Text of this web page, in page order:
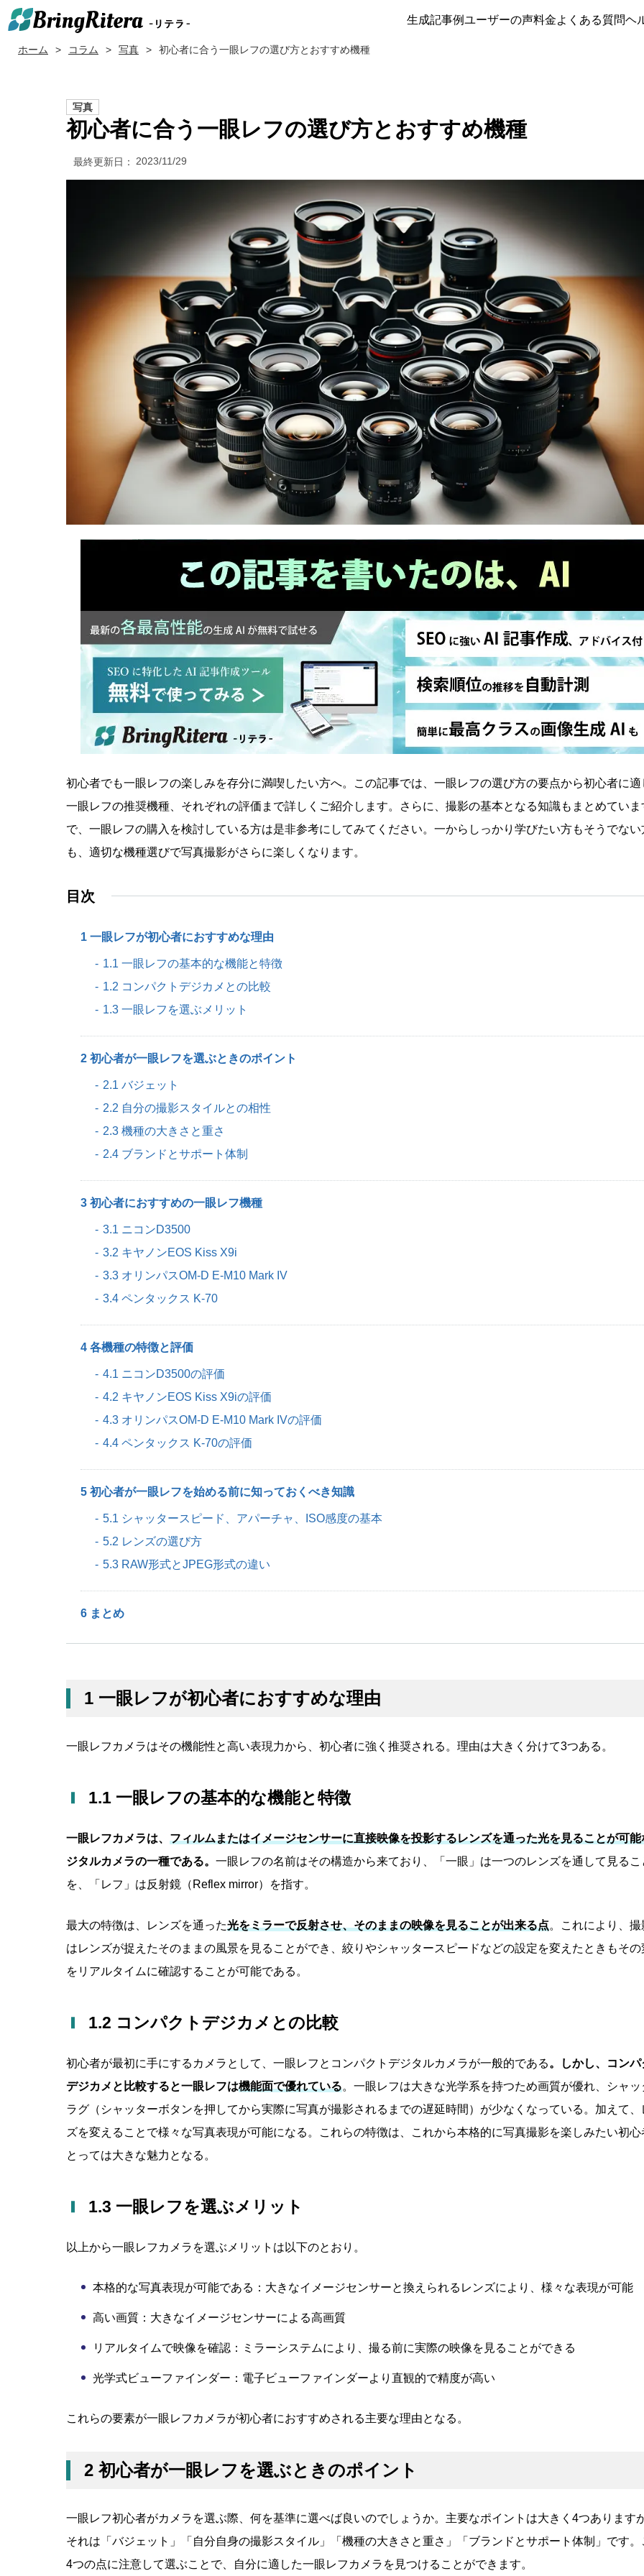
生成記事例ユーザーの声料金よくある質問ヘ
ホーム コラム 写真 初心者に合う一眼レフの選び方とおすすめ機種
写真
初心者に合う一眼レフの選び方とおすすめ機種
最終更新日： 2023/11/29
初心者でも一眼レフの楽しみを存分に満喫したい方へ。この記事では、一眼レフの選び方の要点から初心者に適
一眼レフの推奨機種、それぞれの評価まで詳しくご紹介します。さらに、撮影の基本となる知識もまとめていま
で、一眼レフの購入を検討している方は是非参考にしてみてください。一からしっかり学びたい方もそうでない
も、適切な機種選びで写真撮影がさらに楽しくなります。
目次
1 一眼レフが初心者におすすめな理由
1.1 一眼レフの基本的な機能と特徴
1.2 コンパクトデジカメとの比較
1.3 一眼レフを選ぶメリット
2 初心者が一眼レフを選ぶときのポイント
2.1 バジェット
2.2 自分の撮影スタイルとの相性
2.3 機種の大きさと重さ
2.4 ブランドとサポート体制
3 初心者におすすめの一眼レフ機種
3.1 ニコンD3500
3.2 キヤノンEOS Kiss X9i
3.3 オリンパスOM-D E-M10 Mark IV
3.4 ペンタックス K-70
4 各機種の特徴と評価
4.1 ニコンD3500の評価
4.2 キヤノンEOS Kiss X9iの評価
4.3 オリンパスOM-D E-M10 Mark IVの評価
4.4 ペンタックス K-70の評価
5 初心者が一眼レフを始める前に知っておくべき知識
5.1 シャッタースピード、アパーチャ、ISO感度の基本
5.2 レンズの選び方
5.3 RAW形式とJPEG形式の違い
6 まとめ
1 一眼レフが初心者におすすめな理由
一眼レフカメラはその機能性と高い表現力から、初心者に強く推奨される。理由は大きく分けて3つある。
1.1 一眼レフの基本的な機能と特徴
一眼レフカメラは、 フィルムまたはイメージセンサーに直接映像を投影するレンズを通った光を見ることが可能
ジタルカメラの一種である。 一眼レフの名前はその構造から来ており、「一眼」は一つのレンズを通して見るこ
を、「レフ」は反射鏡（Reflex mirror）を指す。
最大の特徴は、レンズを通った光をミラーで反射させ、そのままの映像を見ることが出来る点。これにより、撮
はレンズが捉えたそのままの風景を見ることができ、絞りやシャッタースピードなどの設定を変えたときもその
をリアルタイムに確認することが可能である。
1.2 コンパクトデジカメとの比較
初心者が最初に手にするカメラとして、一眼レフとコンパクトデジタルカメラが一般的である。しかし、コンパ
デジカメと比較すると一眼レフは機能面で優れている。一眼レフは大きな光学系を持つため画質が優れ、シャッ
ラグ（シャッターボタンを押してから実際に写真が撮影されるまでの遅延時間）が少なくなっている。加えて、
ズを変えることで様々な写真表現が可能になる。これらの特徴は、これから本格的に写真撮影を楽しみたい初心
とっては大きな魅力となる。
1.3 一眼レフを選ぶメリット
以上から一眼レフカメラを選ぶメリットは以下のとおり。
本格的な写真表現が可能である：大きなイメージセンサーと換えられるレンズにより、様々な表現が可能
高い画質：大きなイメージセンサーによる高画質
リアルタイムで映像を確認：ミラーシステムにより、撮る前に実際の映像を見ることができる
光学式ビューファインダー：電子ビューファインダーより直観的で精度が高い
これらの要素が一眼レフカメラが初心者におすすめされる主要な理由となる。
2 初心者が一眼レフを選ぶときのポイント
一眼レフ初心者がカメラを選ぶ際、何を基準に選べば良いのでしょうか。主要なポイントは大きく4つありますが
それは「バジェット」「自分自身の撮影スタイル」「機種の大きさと重さ」「ブランドとサポート体制」です。
4つの点に注意して選ぶことで、自分に適した一眼レフカメラを見つけることができます。